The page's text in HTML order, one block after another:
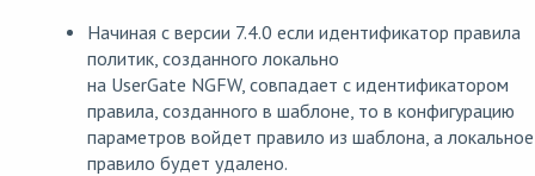
Начиная с версии 7.4.0 если идентификатор правила
политик, созданного локально
на UserGate NGFW, совпадает с идентификатором
правила, созданного в шаблоне, то в конфигурацию
параметров войдет правило из шаблона, а локальное
правило будет удалено.